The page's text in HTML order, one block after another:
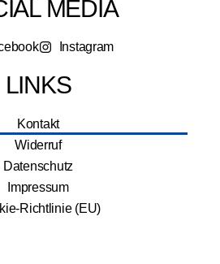
MEDIA
Instagram
LINKS
Kontakt
Widerruf
Datenschutz
Impressum
Richtlinie (EU)